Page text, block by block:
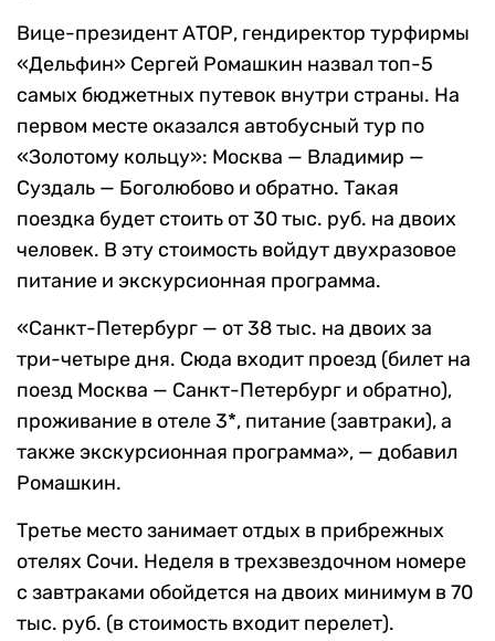
Вице-президент АТОР, гендиректор турфирмы
«Дельфин» Сергей Ромашкин назвал топ-5
самых бюджетных путевок внутри страны. На
первом месте оказался автобусный тур по
«Золотому кольцу»: Москва — Владимир —
Суздаль — Боголюбово и обратно. Такая
поездка будет стоить от 30 тыс. руб. на двоих
человек. В эту стоимость войдут двухразовое
питание и экскурсионная программа.
«Санкт-Петербург — от 38 тыс. на двоих за
три-четыре дня. Сюда входит проезд (билет на
поезд Москва — Санкт-Петербург и обратно),
проживание в отеле 3*, питание (завтраки), а
также экскурсионная программа», — добавил
Ромашкин.
Третье место занимает отдых в прибрежных
отелях Сочи. Неделя в трехзвездочном номере
с завтраками обойдется на двоих минимум в 70
тыс. руб. (в стоимость входит перелет).